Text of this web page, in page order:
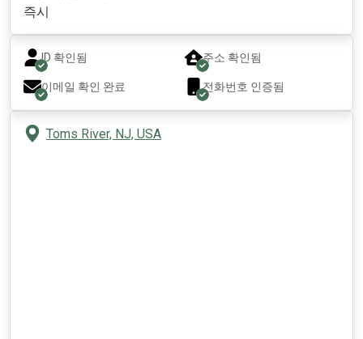
즉시
ID 확인됨 주소 확인됨
이메일 확인 완료 전화번호 인증됨
Toms River, NJ, USA